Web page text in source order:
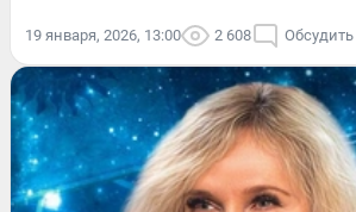
19 января, 2026, 13:00 2 608 Обсудить